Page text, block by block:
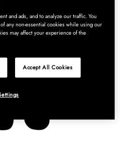
and ads, and to analyze our traffic. You
any non-essential cookies while using our
may affect your experience of the
Accept All Cookies